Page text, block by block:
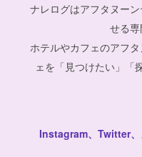
ナレログはアフタヌー
せる専
ホテルやカフェのアフ
ェを「見つけたい」「
Instagram、Twitter、